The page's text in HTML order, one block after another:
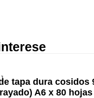
tapa dura cosidos
A6 x 80 hojas